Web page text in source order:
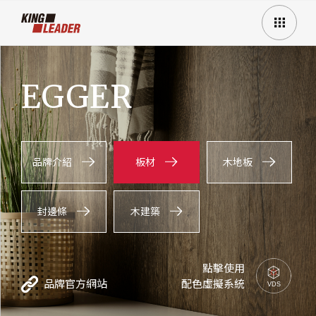
EGGER
點擊使用
配色虛擬系統
品牌介紹 板材 木地板
封邊條 木建築
品牌官方網站